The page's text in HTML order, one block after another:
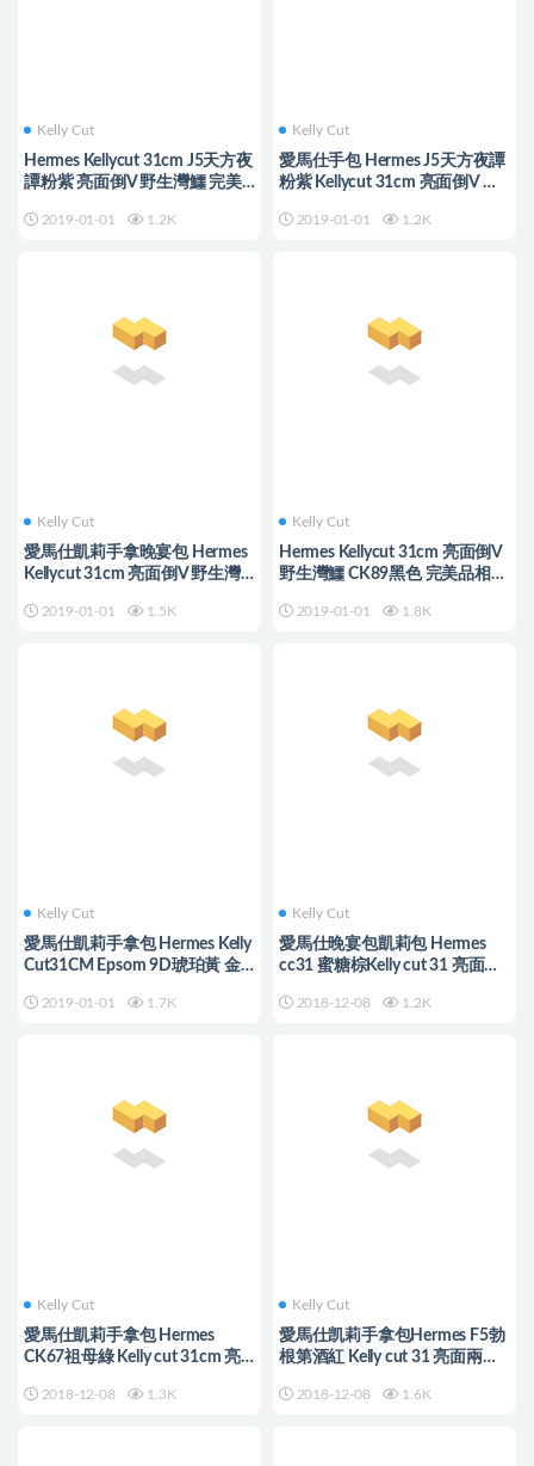
Kelly Cut
Hermes Kellycut 31cm J5天方夜
譚粉紫 亮面倒V 野生灣鱷 完美
2019-01-01 1.2K
Kelly Cut
愛馬仕手包 Hermes J5天方夜譚
粉紫 Kellycut 31cm 亮面倒V 野
2019-01-01 1.2K
Kelly Cut
愛馬仕凱莉手拿晚宴包 Hermes
Kellycut 31cm 亮面倒V 野生灣
2019-01-01 1.5K
Kelly Cut
Hermes Kellycut 31cm 亮面倒V
野生灣鱷 CK89黑色 完美品相
2019-01-01 1.8K
Kelly Cut
愛馬仕凱莉手拿包 Hermes Kelly
Cut31CM Epsom 9D琥珀黃 金
2019-01-01 1.7K
Kelly Cut
愛馬仕晚宴包凱莉包 Hermes
cc31 蜜糖棕Kelly cut 31 亮面倒
2018-12-08 1.2K
Kelly Cut
愛馬仕凱莉手拿包 Hermes
CK67祖母綠 Kelly cut 31cm 亮
2018-12-08 1.3K
Kelly Cut
愛馬仕凯莉手拿包Hermes F5勃
根第酒紅 Kelly cut 31 亮面兩點
2018-12-08 1.6K